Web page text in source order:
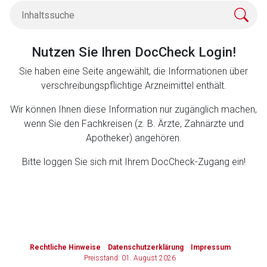
Nutzen Sie Ihren DocCheck Login!
Sie haben eine Seite angewählt, die Informationen über
verschreibungspflichtige Arzneimittel enthält.
Wir können Ihnen diese Information nur zugänglich machen,
wenn Sie den Fachkreisen (z. B. Ärzte, Zahnärzte und
Apotheker) angehören.
Bitte loggen Sie sich mit Ihrem DocCheck-Zugang ein!
Rechtliche Hinweise Datenschutzerklärung
Impressum
Preisstand: 01. August 2026